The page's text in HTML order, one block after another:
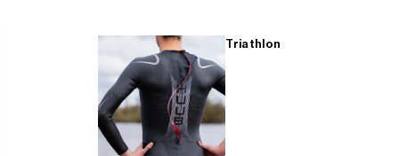
Triathlon